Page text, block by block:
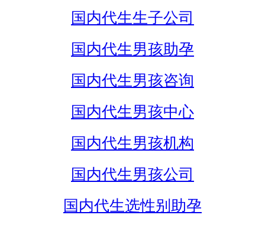
国内代生生子公司
国内代生男孩助孕
国内代生男孩咨询
国内代生男孩中心
国内代生男孩机构
国内代生男孩公司
国内代生选性别助孕